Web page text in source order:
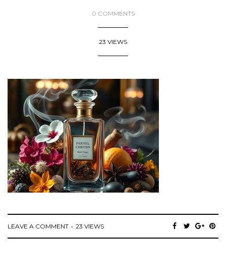
0 COMMENTS
23 VIEWS
LEAVE A COMMENT 23 VIEWS